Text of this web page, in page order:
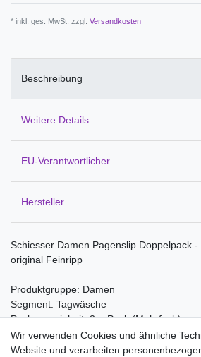
* inkl. ges. MwSt. zzgl. Versandkosten
Beschreibung
Weitere Details
EU-Verantwortlicher
Hersteller
Schiesser Damen Pagenslip Doppelpack
original Feinripp
Produktgruppe: Damen
Segment: Tagwäsche
Packungseinheit: 2er Pack (Mehrfach)
Material:
Wir verwenden Cookies und ähnliche
Website und verarbeiten